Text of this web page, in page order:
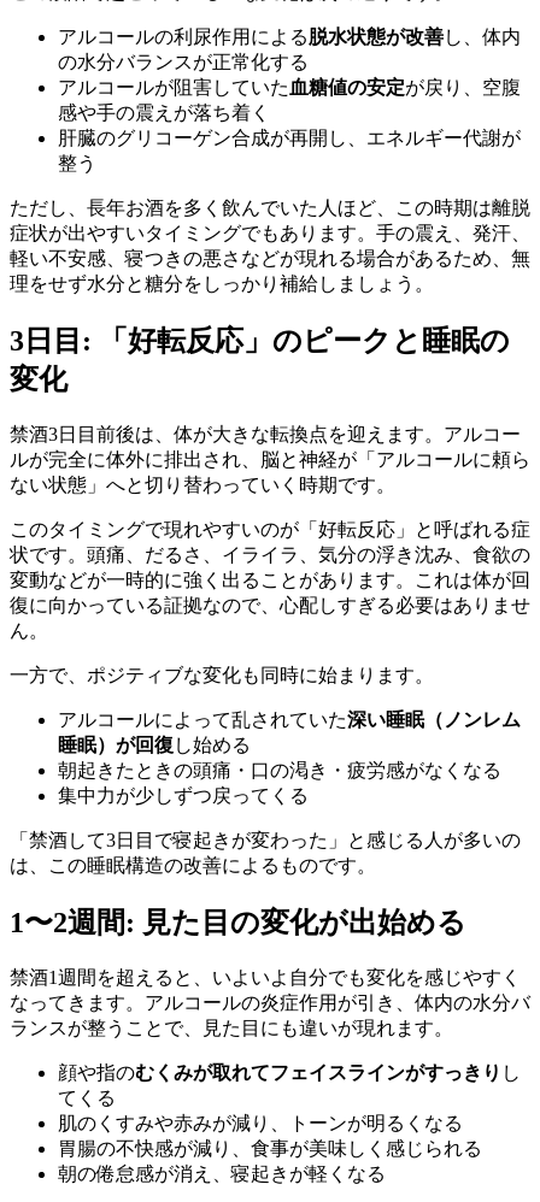
アルコールの利尿作用による脱水状態が改善し、体内
の水分バランスが正常化する
アルコールが阻害していた血糖値の安定が戻り、空腹
感や手の震えが落ち着く
肝臓のグリコーゲン合成が再開し、エネルギー代謝が
整う
ただし、長年お酒を多く飲んでいた人ほど、この時期は離脱
症状が出やすいタイミングでもあります。手の震え、発汗、
軽い不安感、寝つきの悪さなどが現れる場合があるため、無
理をせず水分と糖分をしっかり補給しましょう。
3日目: 「好転反応」のピークと睡眠の
変化
禁酒3日目前後は、体が大きな転換点を迎えます。アルコー
ルが完全に体外に排出され、脳と神経が「アルコールに頼ら
ない状態」へと切り替わっていく時期です。
このタイミングで現れやすいのが「好転反応」と呼ばれる症
状です。頭痛、だるさ、イライラ、気分の浮き沈み、食欲の
変動などが一時的に強く出ることがあります。これは体が回
復に向かっている証拠なので、心配しすぎる必要はありませ
ん。
一方で、ポジティブな変化も同時に始まります。
アルコールによって乱されていた深い睡眠（ノンレム
睡眠）が回復 し始める
朝起きたときの頭痛・口の渇き・疲労感がなくなる
集中力が少しずつ戻ってくる
「禁酒して3日目で寝起きが変わった」と感じる人が多いの
は、この睡眠構造の改善によるものです。
1〜2週間: 見た目の変化が出始める
禁酒1週間を超えると、いよいよ自分でも変化を感じやすく
なってきます。アルコールの炎症作用が引き、体内の水分バ
ランスが整うことで、見た目にも違いが現れます。
顔や指のむくみが取れてフェイスラインがすっきり し
てくる
肌のくすみや赤みが減り、トーンが明るくなる
胃腸の不快感が減り、食事が美味しく感じられる
朝の倦怠感が消え、寝起きが軽くなる